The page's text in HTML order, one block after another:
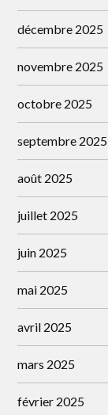
décembre 2025
novembre 2025
octobre 2025
septembre 2025
août 2025
juillet 2025
juin 2025
mai 2025
avril 2025
mars 2025
février 2025